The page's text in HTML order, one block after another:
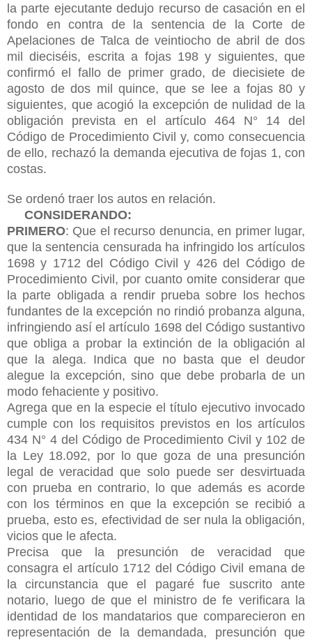
la parte ejecutante dedujo recurso de casación en el
fondo en contra de la sentencia de la Corte de
Apelaciones de Talca de veintiocho de abril de dos
mil dieciséis, escrita a fojas 198 y siguientes, que
confirmó el fallo de primer grado, de diecisiete de
agosto de dos mil quince, que se lee a fojas 80 y
siguientes, que acogió la excepción de nulidad de la
obligación prevista en el artículo 464 N° 14 del
Código de Procedimiento Civil y, como consecuencia
de ello, rechazó la demanda ejecutiva de fojas 1, con
costas.
Se ordenó traer los autos en relación.
CONSIDERANDO:
PRIMERO: Que el recurso denuncia, en primer lugar,
que la sentencia censurada ha infringido los artículos
1698 y 1712 del Código Civil y 426 del Código de
Procedimiento Civil, por cuanto omite considerar que
la parte obligada a rendir prueba sobre los hechos
fundantes de la excepción no rindió probanza alguna,
infringiendo así el artículo 1698 del Código sustantivo
que obliga a probar la extinción de la obligación al
que la alega. Indica que no basta que el deudor
alegue la excepción, sino que debe probarla de un
modo fehaciente y positivo.
Agrega que en la especie el título ejecutivo invocado
cumple con los requisitos previstos en los artículos
434 N° 4 del Código de Procedimiento Civil y 102 de
la Ley 18.092, por lo que goza de una presunción
legal de veracidad que solo puede ser desvirtuada
con prueba en contrario, lo que además es acorde
con los términos en que la excepción se recibió a
prueba, esto es, efectividad de ser nula la obligación,
vicios que le afecta.
Precisa que la presunción de veracidad que
consagra el artículo 1712 del Código Civil emana de
la circunstancia que el pagaré fue suscrito ante
notario, luego de que el ministro de fe verificara la
identidad de los mandatarios que comparecieron en
representación de la demandada, presunción que